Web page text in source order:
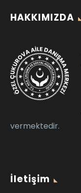
HAKKIMIZDA
vermektedir.
İletişim